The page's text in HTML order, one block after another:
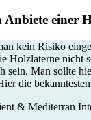
Anbiete einer
kein Risiko
Holzlaterne nicht
sein. Man sollte
die
& Mediterran